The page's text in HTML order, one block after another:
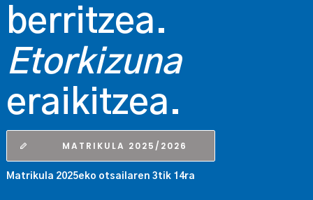
berritzea.
Etorkizuna
eraikitzea.
MATRIKULA 2025/2026
Matrikula 2025eko otsailaren 3tik 14ra